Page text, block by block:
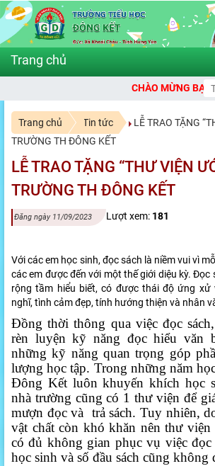
CHÀO MỪNG BẠN ĐẾN VỚI CỔNG THÔNG TIN
Trang chủ Tin tức
LỄ TRAO TẶNG
TRƯỜNG TH ĐÔNG KẾT
LỄ TRAO TẶNG “THƯ VIỆN
TRƯỜNG TH ĐÔNG KẾT
Đăng ngày 11/09/2023 Lượt xem: 181
Với các em học sinh, đọc sách là niềm vui vì
các em được đến với một thế giới diệu kỳ. Đọc
rộng tầm hiểu biết, có được thái độ ứng xử
nghĩ, tình cảm đẹp, tính hướng thiện và nhân
Đồng thời thông qua việc đọc
rèn luyện kỹ năng đọc hiểu văn
những kỹ năng quan trọng góp
lượng học tập. Trong những năm
Đông Kết luôn khuyến khích học
nhà trường cũng có 1 thư viện để
mượn đọc và trả sách. Tuy nhiên,
vật chất còn khó khăn nên thư viện
có đủ không gian phục vụ việc đọc
học sinh và số đầu sách cũng không